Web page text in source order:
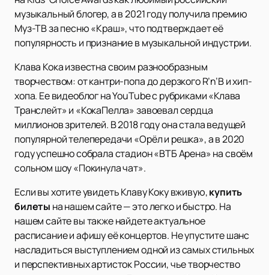
музыкальный блогер, а в 2021 году получила премию
Муз-ТВ за песню «Краш», что подтверждает её
популярность и признание в музыкальной индустрии.
Клава Кока известна своим разнообразным
творчеством: от кантри-попа до дерзкого R’n’B и хип-
хопа. Ее видеоблог на YouTube с рубриками «Клава
Транслейт» и «КокаПелла» завоевал сердца
миллионов зрителей. В 2018 году она стала ведущей
популярной телепередачи «Орёл и решка», а в 2020
году успешно собрала стадион «ВТБ Арена» на своём
сольном шоу «Покинула чат».
Если вы хотите увидеть Клаву Коку вживую,купить
билеты на нашем сайте — это легко и быстро. На
нашем сайте вы также найдете актуальное
расписание и афишу её концертов. Не упустите шанс
насладиться выступлением одной из самых стильных
и перспективных артисток России, чье творчество